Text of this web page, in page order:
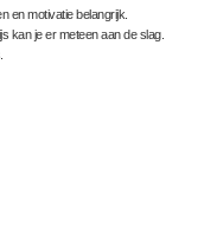
en motivatie belangrijk.
kan je er meteen aan de slag.